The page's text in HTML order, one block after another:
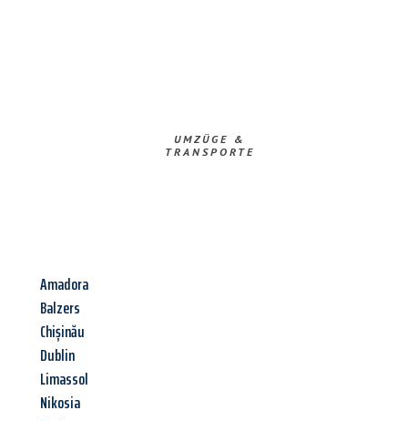
UMZÜGE &
TRANSPORTE
Amadora
Balzers
Chișinău
Dublin
Limassol
Nikosia